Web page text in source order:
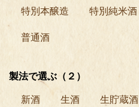
特別本醸造 特別純米酒
普通酒
製法で選ぶ（２）
新酒 生酒 生貯蔵酒